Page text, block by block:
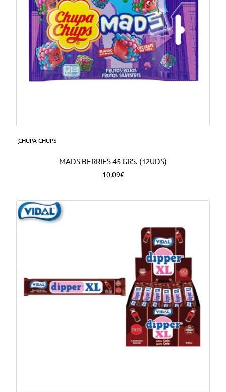
CHUPA CHUPS
MADS BERRIES 45 GRS. (12UDS)
10,09€